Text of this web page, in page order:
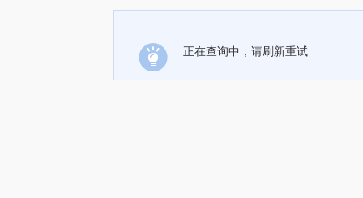
正在查询中，请刷新重试